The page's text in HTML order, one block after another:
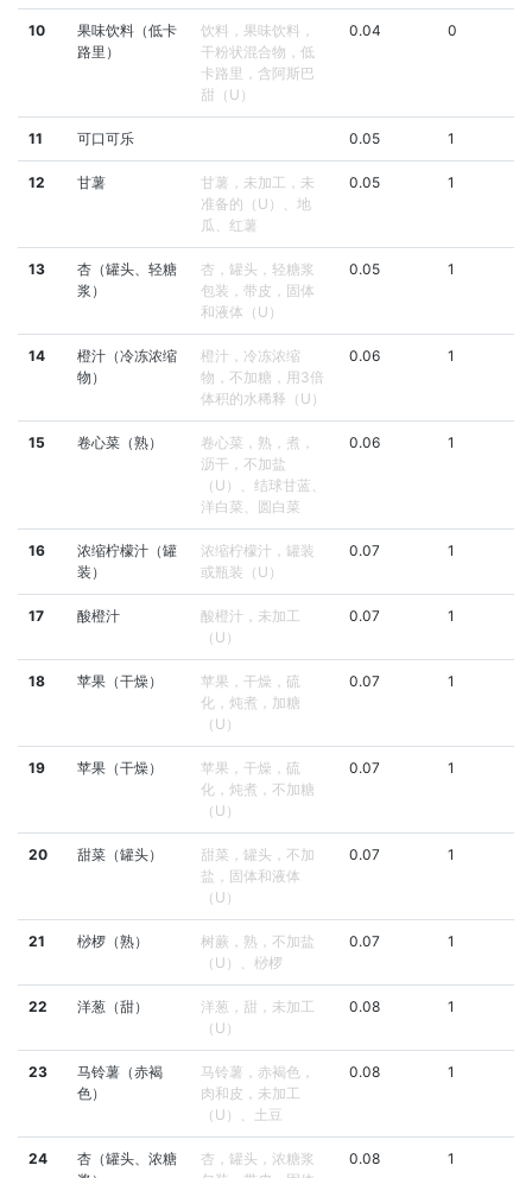
10
果味饮料（低卡
路里）
饮料，果味饮料，
干粉状混合物，低
卡路里，含阿斯巴
甜（U）
0.04 0
11 可口可乐 0.05 1
12 甘薯
甘薯，未加工，未
准备的（U）、地
瓜、红薯
0.05 1
13
杏（罐头、轻糖
浆）
杏，罐头，轻糖浆
包装，带皮，固体
和液体（U）
0.05 1
14
橙汁（冷冻浓缩
物）
橙汁，冷冻浓缩
物，不加糖，用3倍
体积的水稀释（U）
0.06 1
15 卷心菜（熟）
卷心菜，熟，煮，
沥干，不加盐
（U）、结球甘蓝、
洋白菜、圆白菜
0.06 1
16
浓缩柠檬汁（罐
装）
浓缩柠檬汁，罐装
或瓶装（U）
0.07 1
17 酸橙汁
酸橙汁，未加工
（U）
0.07 1
18 苹果（干燥）
苹果，干燥，硫
化，炖煮，加糖
（U）
0.07 1
19 苹果（干燥）
苹果，干燥，硫
化，炖煮，不加糖
（U）
0.07 1
20 甜菜（罐头）
甜菜，罐头，不加
盐，固体和液体
（U）
0.07 1
21 桫椤（熟）
树蕨，熟，不加盐
（U）、桫椤
0.07 1
22 洋葱（甜）
洋葱，甜，未加工
（U）
0.08 1
23
马铃薯（赤褐
色）
马铃薯，赤褐色，
肉和皮，未加工
（U）、土豆
0.08 1
24
杏（罐头、浓糖
杏，罐头，浓糖浆
0.08 1